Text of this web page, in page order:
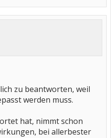
zu beantworten, weil
werden muss.
hat, nimmt schon
bei allerbester